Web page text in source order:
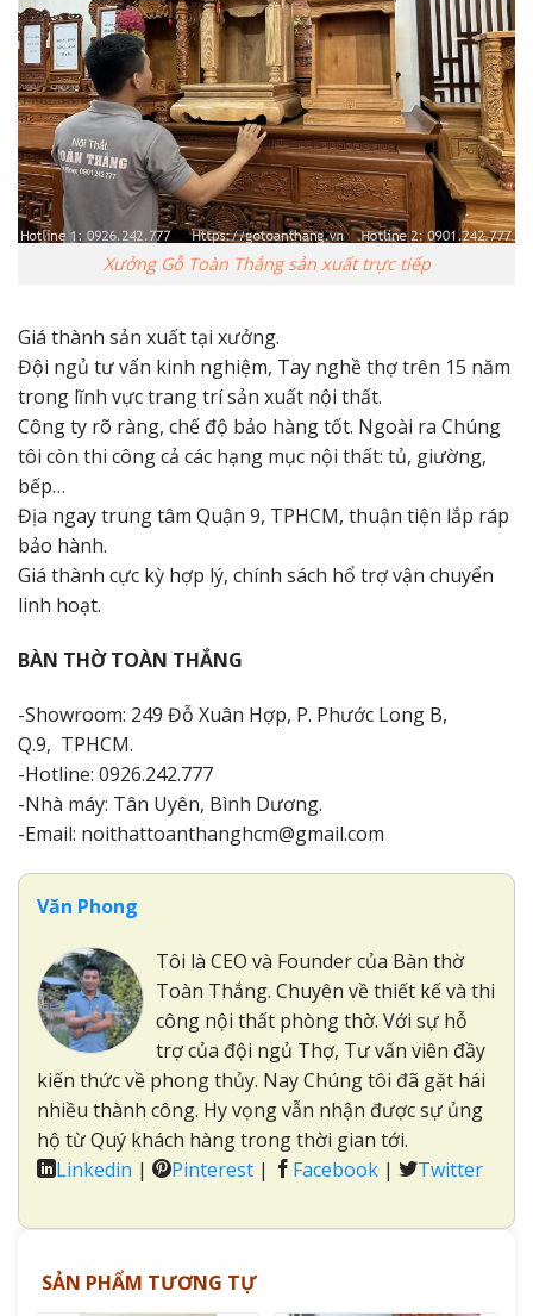
Xưởng Gỗ Toàn Thắng sản xuất trực tiếp
Giá thành sản xuất tại xưởng.
Đội ngủ tư vấn kinh nghiệm, Tay nghề thợ trên 15 năm
trong lĩnh vực trang trí sản xuất nội thất.
Công ty rõ ràng, chế độ bảo hàng tốt. Ngoài ra Chúng
tôi còn thi công cả các hạng mục nội thất: tủ, giường,
bếp…
Địa ngay trung tâm Quận 9, TPHCM, thuận tiện lắp ráp
bảo hành.
Giá thành cực kỳ hợp lý, chính sách hổ trợ vận chuyển
linh hoạt.
BÀN THỜ TOÀN THẮNG
-Showroom: 249 Đỗ Xuân Hợp, P. Phước Long B,
Q.9, TPHCM.
-Hotline: 0926.242.777
-Nhà máy: Tân Uyên, Bình Dương.
-Email: noithattoanthanghcm@gmail.com
Văn Phong
Tôi là CEO và Founder của Bàn thờ
Toàn Thắng. Chuyên về thiết kế và thi
công nội thất phòng thờ. Với sự hỗ
trợ của đội ngủ Thợ, Tư vấn viên đầy
kiến thức về phong thủy. Nay Chúng tôi đã gặt hái
nhiều thành công. Hy vọng vẫn nhận được sự ủng
hộ từ Quý khách hàng trong thời gian tới.
Linkedin | Pinterest | Facebook | Twitter
SẢN PHẨM TƯƠNG TỰ